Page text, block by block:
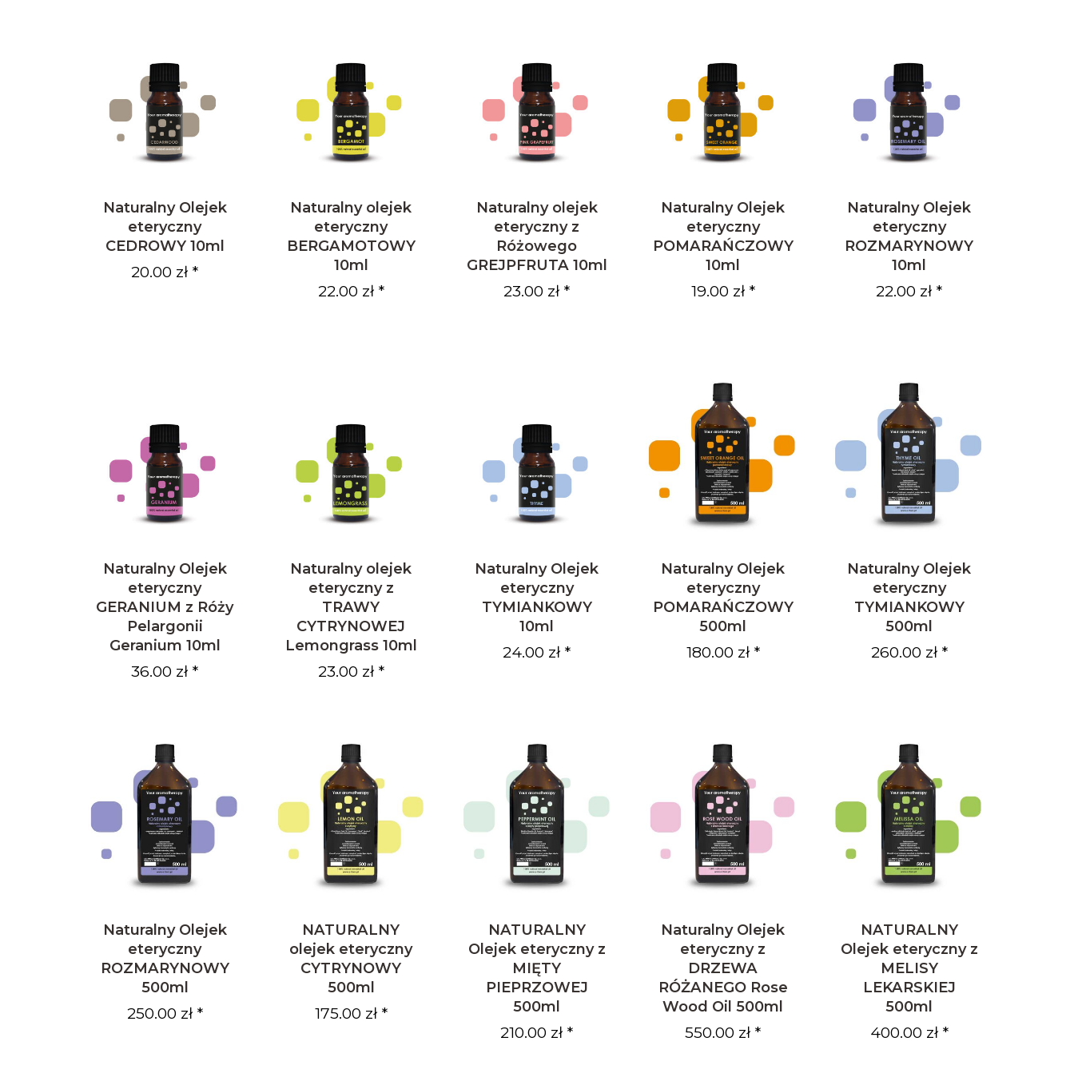
Naturalny Olejek
eteryczny
CEDROWY 10ml
20.00 zł *
Naturalny olejek
eteryczny
BERGAMOTOWY
10ml
22.00 zł *
Naturalny olejek
eteryczny z
Różowego
GREJPFRUTA 10ml
23.00 zł *
Naturalny Olejek
eteryczny
POMARAŃCZOWY
10ml
19.00 zł *
Naturalny Olejek
eteryczny
ROZMARYNOWY
10ml
22.00 zł *
Naturalny Olejek
eteryczny
GERANIUM z Róży
Pelargonii
Geranium 10ml
36.00 zł *
Naturalny olejek
eteryczny z
TRAWY
CYTRYNOWEJ
Lemongrass 10ml
23.00 zł *
Naturalny Olejek
eteryczny
TYMIANKOWY
10ml
24.00 zł *
Naturalny Olejek
eteryczny
POMARAŃCZOWY
500ml
180.00 zł *
Naturalny Olejek
eteryczny
TYMIANKOWY
500ml
260.00 zł *
Naturalny Olejek
eteryczny
ROZMARYNOWY
500ml
250.00 zł *
NATURALNY
olejek eteryczny
CYTRYNOWY
500ml
175.00 zł *
NATURALNY
Olejek eteryczny z
MIĘTY
PIEPRZOWEJ
500ml
210.00 zł *
Naturalny Olejek
eteryczny z
DRZEWA
RÓŻANEGO Rose
Wood Oil 500ml
550.00 zł *
NATURALNY
Olejek eteryczny z
MELISY
LEKARSKIEJ
500ml
400.00 zł *